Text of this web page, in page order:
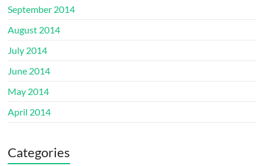
September 2014
August 2014
July 2014
June 2014
May 2014
April 2014
Categories